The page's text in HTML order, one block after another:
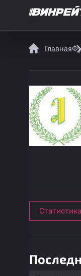
Главная
Статистика